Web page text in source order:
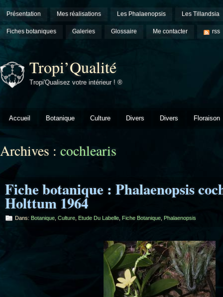
Présentation Mes réalisations Les Phalaenopsis Les Tillandsia
Fiches botaniques Galeries Glossaire Me contacter rss
Tropi’Qualité
Tropi'Qualisez votre intérieur ! ®
Accueil Botanique Culture Divers Divers Floraison
Archives : cochlearis
Fiche botanique : Phalaenopsis
Holttum 1964
Dans: Botanique Culture Etude Du Labelle Fiche Botanique Phalaenopsis